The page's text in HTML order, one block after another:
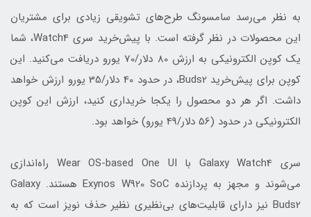
به نظر می‌رسد سامسونگ طرح‌های تشویقی زیادی برای مشتریان
این محصولات در نظر گرفته است. با پیش‌خرید سری Watch4، شما
یک کوپن الکترونیکی به ارزش 80 دلار/70 یورو دریافت می‌کنید. این
کوپن برای پیش‌خرید Buds2، در حدود 40 دلار/35 یورو ارزش خواهد
داشت. اگر هر دو محصول را یکجا خریداری کنید، ارزش این کوپن
الکترونیکی در حدود (56 دلار/49 یورو) خواهد بود.
سری Galaxy Watch4 با Wear OS-based One UI راه‌اندازی
می‌شوند و مجهز به پردازنده Exynos W920 SoC هستند. Galaxy
Buds2 نیز دارای قابلیت‌های بی‌نظیری نظیر حذف نویز است که به